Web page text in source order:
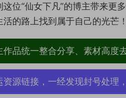
位“仙女下凡”的博主带来更
的路上找到属于自己的光芒！
作品统一整合分享、素材高度
资源链接，一经发现封号处理